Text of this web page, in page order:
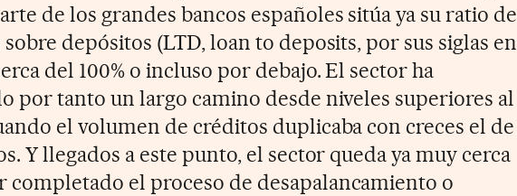
de los grandes bancos españoles sitúa ya su ratio de
depósitos (LTD, loan to deposits, por sus siglas en
del 100% o incluso por debajo. El sector ha
por tanto un largo camino desde niveles superiores al
el volumen de créditos duplicaba con creces el de
Y llegados a este punto, el sector queda ya muy cerca
completado el proceso de desapalancamiento o